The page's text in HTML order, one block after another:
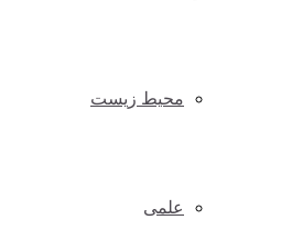
محیط زیست
علمی